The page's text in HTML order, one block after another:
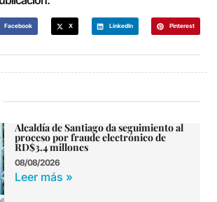
Facebook X LinkedIn Pinterest
Alcaldía de Santiago da seguimiento al
proceso por fraude electrónico de
RD$3.4 millones
08/08/2026
Leer más »